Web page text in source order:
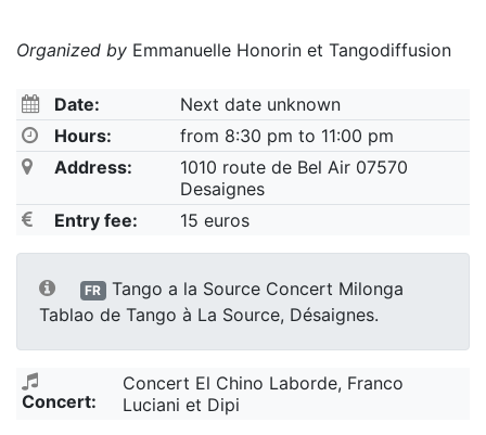
Organized by Emmanuelle Honorin et Tangodiffusion
Date:
Next date unknown
Hours:
from 8:30 pm to 11:00 pm
Address:
1010 route de Bel Air 07570
Desaignes
Entry fee:
15 euros
FR
Tango a la Source Concert Milonga
Tablao de Tango à La Source, Désaignes.
Concert:
Concert El Chino Laborde, Franco
Luciani et Dipi